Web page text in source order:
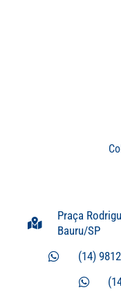
Praça
Bauru/SP
(14)